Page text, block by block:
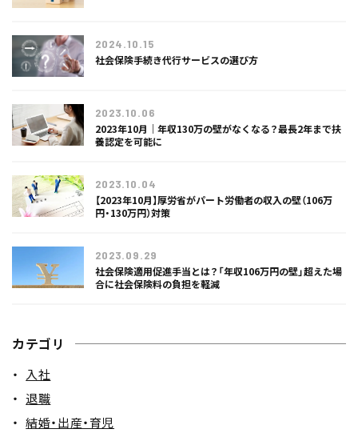
2024.10.15
社会保険手続き代行サービスの選び方
2023.10.06
2023年10月｜年収130万の壁がなくなる？最長2年まで扶
養認定を可能に
2023.10.04
【2023年10月】厚労省がパート労働者の収入の壁（106万
円・130万円）対策
2023.09.29
社会保険適用促進手当とは？「年収106万円の壁」超えた場
合に社会保険料の負担を軽減
カテゴリ
入社
退職
結婚・出産・育児